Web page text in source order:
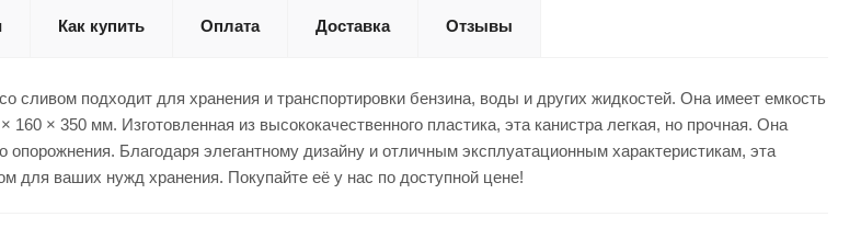
Как купить Оплата Доставка Отзывы
сливом подходит для хранения и транспортировки бензина, воды и других жидкостей. Она имеет емкость
× 350 мм. Изготовленная из высококачественного пластика, эта канистра легкая, но прочная. Она
опорожнения. Благодаря элегантному дизайну и отличным эксплуатационным характеристикам, эта
для ваших нужд хранения. Покупайте её у нас по доступной цене!